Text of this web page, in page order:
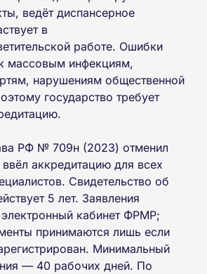
ведёт диспансерное
в
работе. Ошибки
массовым инфекциям,
нарушениям общественной
государство требует
РФ № 709н (2023) отменил
аккредитацию для всех
Свидетельство об
5 лет. Заявления
кабинет ФРМР;
принимаются лишь если
Минимальный
— 40 рабочих дней. По